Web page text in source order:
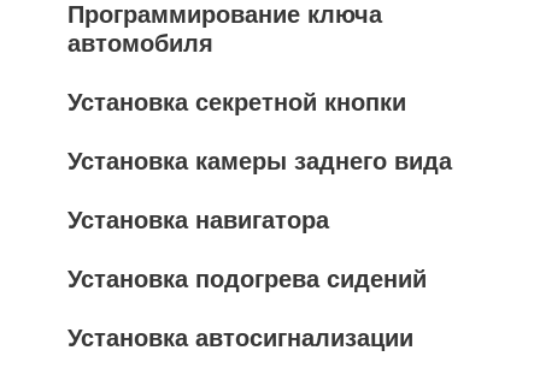
Программирование ключа
автомобиля
Установка секретной кнопки
Установка камеры заднего вида
Установка навигатора
Установка подогрева сидений
Установка автосигнализации